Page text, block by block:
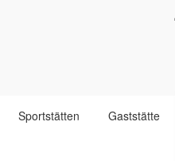
Sportstätten Gaststätte